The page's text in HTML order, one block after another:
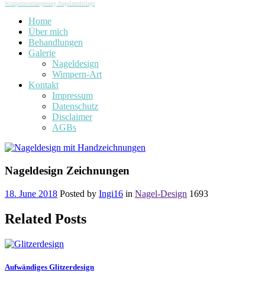
Wimpernverlängerung-Nagelmodellage
Home
Über mich
Behandlungen
Galerie
Nageldesign
Wimpern-Art
Kontakt
Impressum
Datenschutz
Disclaimer
AGBs
Nageldesign Zeichnungen
18. June 2018 Posted by Ingi16 in Nagel-Design 1693
Related Posts
Aufwändiges Glitzerdesign